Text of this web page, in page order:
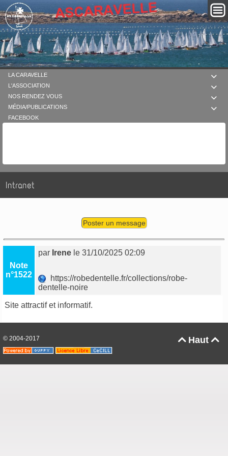

LA CARAVELLE

L'ASSOCIATION

NOS RENDEZ VOUS

MÉDIA/PUBLICATIONS
FACEBOOK
Intranet
Poster un message
Note
n°1522
par Irene le 31/10/2025 02:09
https://robedentelle.fr/collections/robe-
dentelle-noire
Site attractif et informatif.
Haut 
© 2004-2017